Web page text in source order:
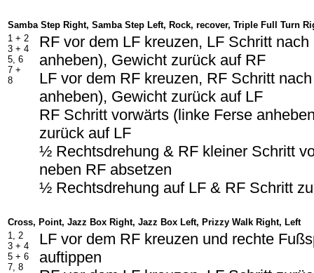
Samba Step Right, Samba Step Left, Rock, recover, Triple Full Turn
1 + 2
3 + 4
5, 6
7 +
8
RF vor dem LF kreuzen, LF Schritt
anheben), Gewicht zurück auf RF
LF vor dem RF kreuzen, RF Schritt
anheben), Gewicht zurück auf LF
RF Schritt vorwärts (linke Ferse
zurück auf LF
½ Rechtsdrehung & RF kleiner Schritt
neben RF absetzen
½ Rechtsdrehung auf LF & RF Schritt
Cross, Point, Jazz Box Right, Jazz Box Left, Prizzy Walk Right, Left
1, 2
3 + 4
5 + 6
7, 8
LF vor dem RF kreuzen und rechte
auftippen